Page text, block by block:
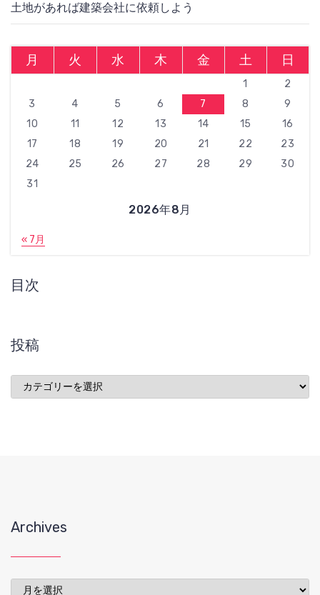
土地があれば建築会社に依頼しよう
2026年8月
月 火 水 木 金 土 日
1
2
3
4 5 6 7 8
9
10
11 12 13 14 15
16
17
18 19 20 21 22
23
24
25 26 27 28 29
30
31
« 7月
目次
投稿
稿
Archives
Archives